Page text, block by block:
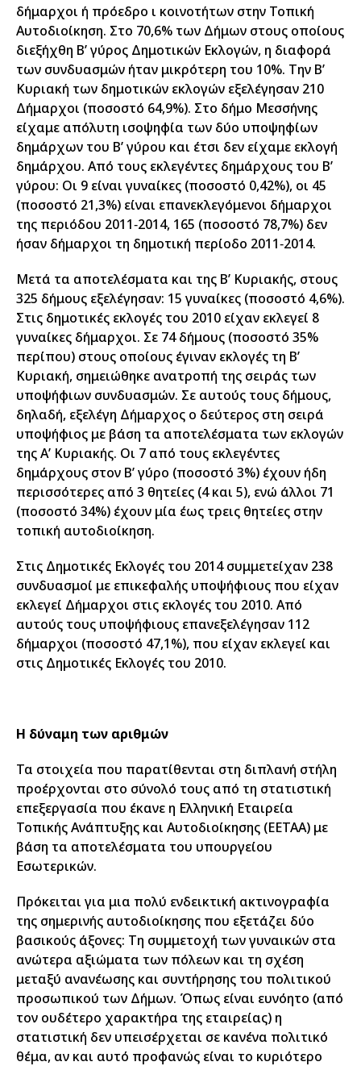
δήμαρχοι ή πρόεδρο ι κοινοτήτων στην Τοπική
Αυτοδιοίκηση. Στο 70,6% των Δήμων στους οποίους
διεξήχθη Β’ γύρος Δημοτικών Εκλογών, η διαφορά
των συνδυασμών ήταν μικρότερη του 10%. Την Β’
Κυριακή των δημοτικών εκλογών εξελέγησαν 210
Δήμαρχοι (ποσοστό 64,9%). Στο δήμο Μεσσήνης
είχαμε απόλυτη ισοψηφία των δύο υποψηφίων
δημάρχων του Β’ γύρου και έτσι δεν είχαμε εκλογή
δημάρχου. Από τους εκλεγέντες δημάρχους του Β’
γύρου: Οι 9 είναι γυναίκες (ποσοστό 0,42%), οι 45
(ποσοστό 21,3%) είναι επανεκλεγόμενοι δήμαρχοι
της περιόδου 2011‐2014, 165 (ποσοστό 78,7%) δεν
ήσαν δήμαρχοι τη δημοτική περίοδο 2011‐2014.
Μετά τα αποτελέσματα και της Β’ Κυριακής, στους
325 δήμους εξελέγησαν: 15 γυναίκες (ποσοστό 4,6%).
Στις δημοτικές εκλογές του 2010 είχαν εκλεγεί 8
γυναίκες δήμαρχοι. Σε 74 δήμους (ποσοστό 35%
περίπου) στους οποίους έγιναν εκλογές τη Β’
Κυριακή, σημειώθηκε ανατροπή της σειράς των
υποψήφιων συνδυασμών. Σε αυτούς τους δήμους,
δηλαδή, εξελέγη Δήμαρχος ο δεύτερος στη σειρά
υποψήφιος με βάση τα αποτελέσματα των εκλογών
της Α’ Κυριακής. Οι 7 από τους εκλεγέντες
δημάρχους στον Β’ γύρο (ποσοστό 3%) έχουν ήδη
περισσότερες από 3 θητείες (4 και 5), ενώ άλλοι 71
(ποσοστό 34%) έχουν μία έως τρεις θητείες στην
τοπική αυτοδιοίκηση.
Στις Δημοτικές Εκλογές του 2014 συμμετείχαν 238
συνδυασμοί με επικεφαλής υποψήφιους που είχαν
εκλεγεί Δήμαρχοι στις εκλογές του 2010. Από
αυτούς τους υποψήφιους επανεξελέγησαν 112
δήμαρχοι (ποσοστό 47,1%), που είχαν εκλεγεί και
στις Δημοτικές Εκλογές του 2010.
Η δύναμη των αριθμών
Τα στοιχεία που παρατίθενται στη διπλανή στήλη
προέρχονται στο σύνολό τους από τη στατιστική
επεξεργασία που έκανε η Ελληνική Εταιρεία
Τοπικής Ανάπτυξης και Αυτοδιοίκησης (ΕΕΤΑΑ) με
βάση τα αποτελέσματα του υπουργείου
Εσωτερικών.
Πρόκειται για μια πολύ ενδεικτική ακτινογραφία
της σημερινής αυτοδιοίκησης που εξετάζει δύο
βασικούς άξονες: Τη συμμετοχή των γυναικών στα
ανώτερα αξιώματα των πόλεων και τη σχέση
μεταξύ ανανέωσης και συντήρησης του πολιτικού
προσωπικού των Δήμων. Όπως είναι ευνόητο (από
τον ουδέτερο χαρακτήρα της εταιρείας) η
στατιστική δεν υπεισέρχεται σε κανένα πολιτικό
θέμα, αν και αυτό προφανώς είναι το κυριότερο